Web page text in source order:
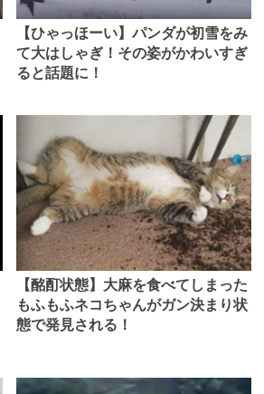
【ひゃっほーい】パンダが初雪をみ
て大はしゃぎ！その姿がかわいすぎ
ると話題に！
【酩酊状態】大麻を食べてしまった
もふもふネコちゃんがガン決まり状
態で発見される！